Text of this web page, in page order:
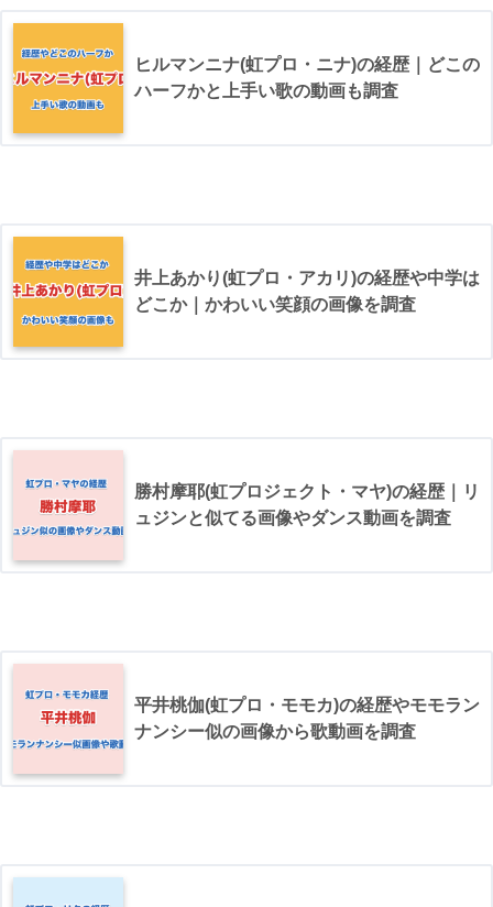
ヒルマンニナ(虹プロ・ニナ)の経歴｜どこの
ハーフかと上手い歌の動画も調査
井上あかり(虹プロ・アカリ)の経歴や中学は
どこか｜かわいい笑顔の画像を調査
勝村摩耶(虹プロジェクト・マヤ)の経歴｜リ
ュジンと似てる画像やダンス動画を調査
平井桃伽(虹プロ・モモカ)の経歴やモモラン
ナンシー似の画像から歌動画を調査